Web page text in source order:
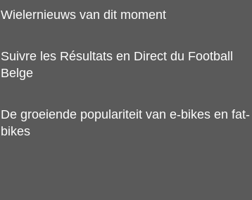
Wielernieuws van dit moment
Suivre les Résultats en Direct du Football
Belge
De groeiende populariteit van e-bikes en fat-
bikes